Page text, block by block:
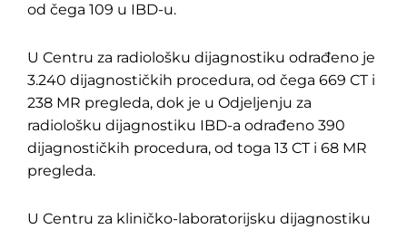
od čega 109 u IBD-u.
U Centru za radiološku dijagnostiku odrađeno je
3.240 dijagnostičkih procedura, od čega 669 CT i
238 MR pregleda, dok je u Odjeljenju za
radiološku dijagnostiku IBD-a odrađeno 390
dijagnostičkih procedura, od toga 13 CT i 68 MR
pregleda.
U Centru za kliničko-laboratorijsku dijagnostiku